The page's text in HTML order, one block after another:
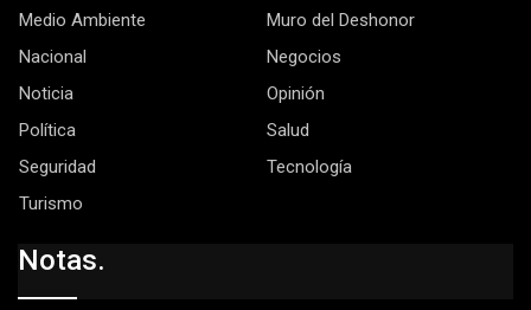
Medio Ambiente
Muro del Deshonor
Nacional
Negocios
Noticia
Opinión
Política
Salud
Seguridad
Tecnología
Turismo
Notas.